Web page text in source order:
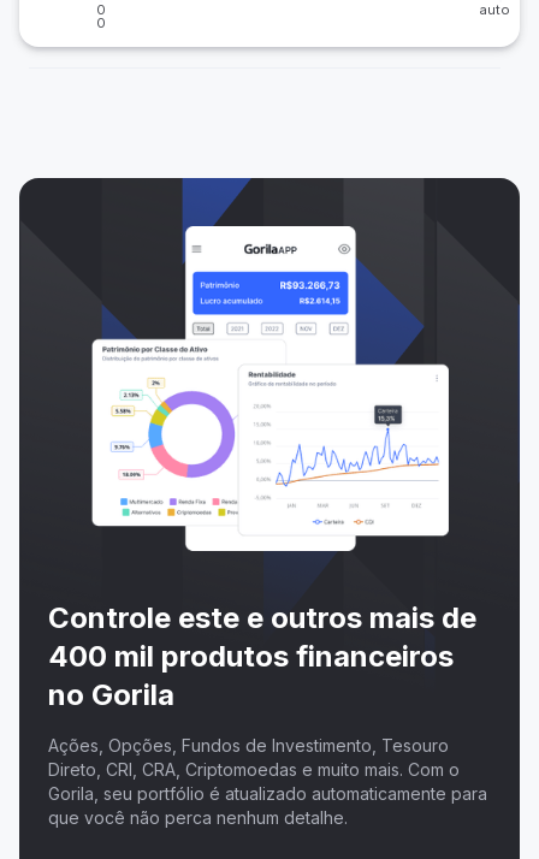
0
0
auto
Controle este e outros mais de
400 mil produtos financeiros
no Gorila
Ações, Opções, Fundos de Investimento, Tesouro
Direto, CRI, CRA, Criptomoedas e muito mais. Com o
Gorila, seu portfólio é atualizado automaticamente para
que você não perca nenhum detalhe.